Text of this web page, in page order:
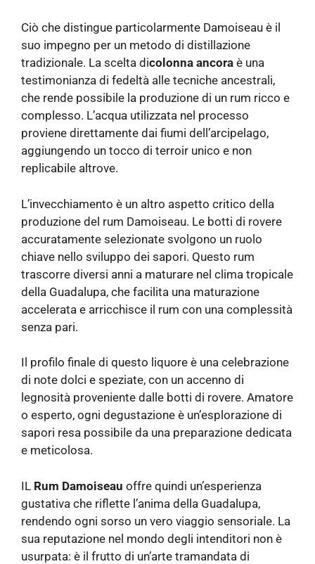
Ciò che distingue particolarmente Damoiseau è il
suo impegno per un metodo di distillazione
tradizionale. La scelta dicolonna ancora è una
testimonianza di fedeltà alle tecniche ancestrali,
che rende possibile la produzione di un rum ricco e
complesso. L’acqua utilizzata nel processo
proviene direttamente dai fiumi dell’arcipelago,
aggiungendo un tocco di terroir unico e non
replicabile altrove.
L’invecchiamento è un altro aspetto critico della
produzione del rum Damoiseau. Le botti di rovere
accuratamente selezionate svolgono un ruolo
chiave nello sviluppo dei sapori. Questo rum
trascorre diversi anni a maturare nel clima tropicale
della Guadalupa, che facilita una maturazione
accelerata e arricchisce il rum con una complessità
senza pari.
Il profilo finale di questo liquore è una celebrazione
di note dolci e speziate, con un accenno di
legnosità proveniente dalle botti di rovere. Amatore
o esperto, ogni degustazione è un’esplorazione di
sapori resa possibile da una preparazione dedicata
e meticolosa.
IL Rum Damoiseau offre quindi un’esperienza
gustativa che riflette l’anima della Guadalupa,
rendendo ogni sorso un vero viaggio sensoriale. La
sua reputazione nel mondo degli intenditori non è
usurpata: è il frutto di un’arte tramandata di